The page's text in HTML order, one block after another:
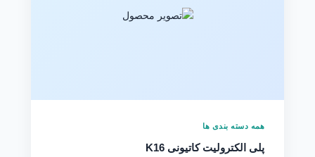
همه دسته بندی ها
پلی الکترولیت کاتیونی K16